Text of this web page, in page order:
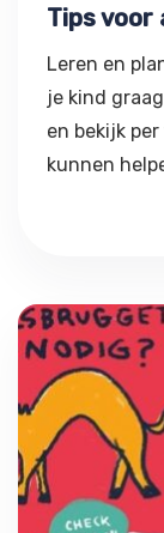
Tips voor
Leren en
je kind
en bekijk
kunnen
Ezelsbruggetje